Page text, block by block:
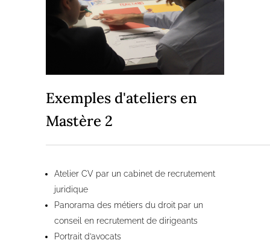
Exemples d'ateliers en
Mastère 2
Atelier CV par un cabinet de recrutement
juridique
Panorama des métiers du droit par un
conseil en recrutement de dirigeants
Portrait d’avocats